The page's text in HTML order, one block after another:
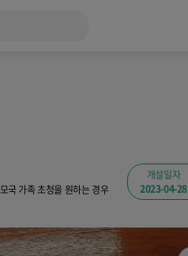
국 가족 초청을 원하는 경우
개설일자
2023-04-28